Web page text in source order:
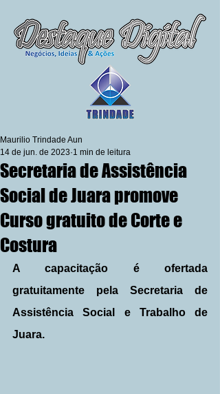
Secretaria de Assistência
Social de Juara promove
Curso gratuito de Corte e
Costura
Maurilio Trindade Aun
14 de jun. de 2023 1 min de leitura
A capacitação é ofertada
gratuitamente pela Secretaria de
Assistência Social e Trabalho de
Juara.